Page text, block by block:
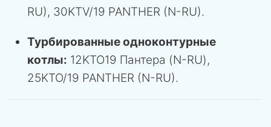
RU), 30KTV/19 PANTHER (N-RU).
Турбированные одноконтурные
котлы: 12KTO19 Пантера (N-RU),
25KTO/19 PANTHER (N-RU).